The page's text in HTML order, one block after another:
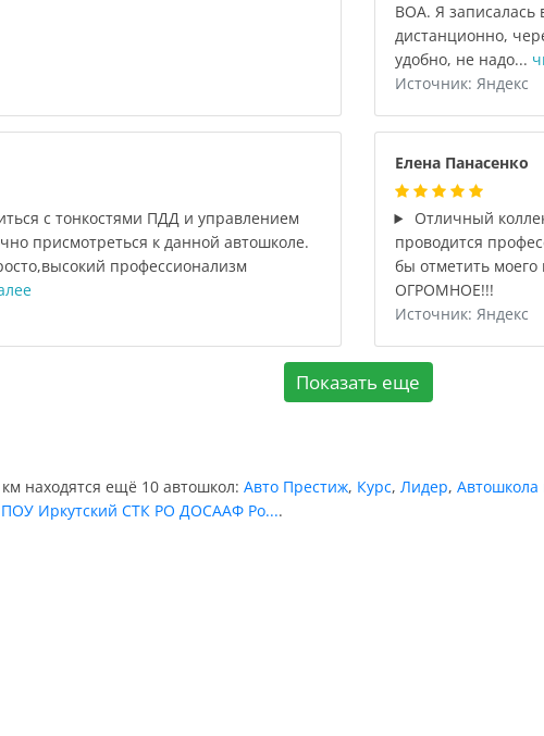
ВОА. Я записалась
дистанционно,
удобно, не надо...
Источник: Яндекс
с тонкостями ПДД и управлением
присмотреться к данной автошколе.
профессионализм
Елена Панасенко
Отличный
проводится
бы отметить
ОГРОМНОЕ!!!
Источник: Яндекс
Показать еще
находятся ещё 10 автошкол: Авто Престиж, Курс, Лидер,
ПОУ Иркутский СТК РО ДОСААФ Ро....